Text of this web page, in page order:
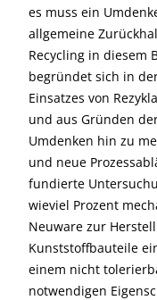
es muss ein
allgemeine
Recycling in diesem
begründet sich in
Einsatzes von
und aus Gründen
Umdenken hin zu
und neue
fundierte
wieviel Prozent
Neuware zur
Kunststoffbauteile
einem nicht
notwendigen